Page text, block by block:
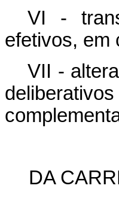
VI -
efetivos, em
VII -
DA